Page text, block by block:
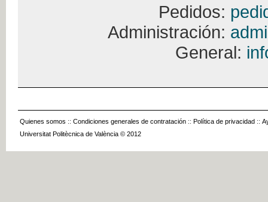
Pedidos:
Administración:
General:
Quienes somos :: Condiciones generales de contratación :: Política de privacidad ::
Universitat Politècnica de València © 2012